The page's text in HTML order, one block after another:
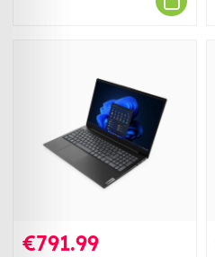
€791.99